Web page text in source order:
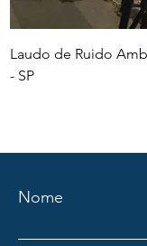
Laudo de Ruido
- SP
Nome